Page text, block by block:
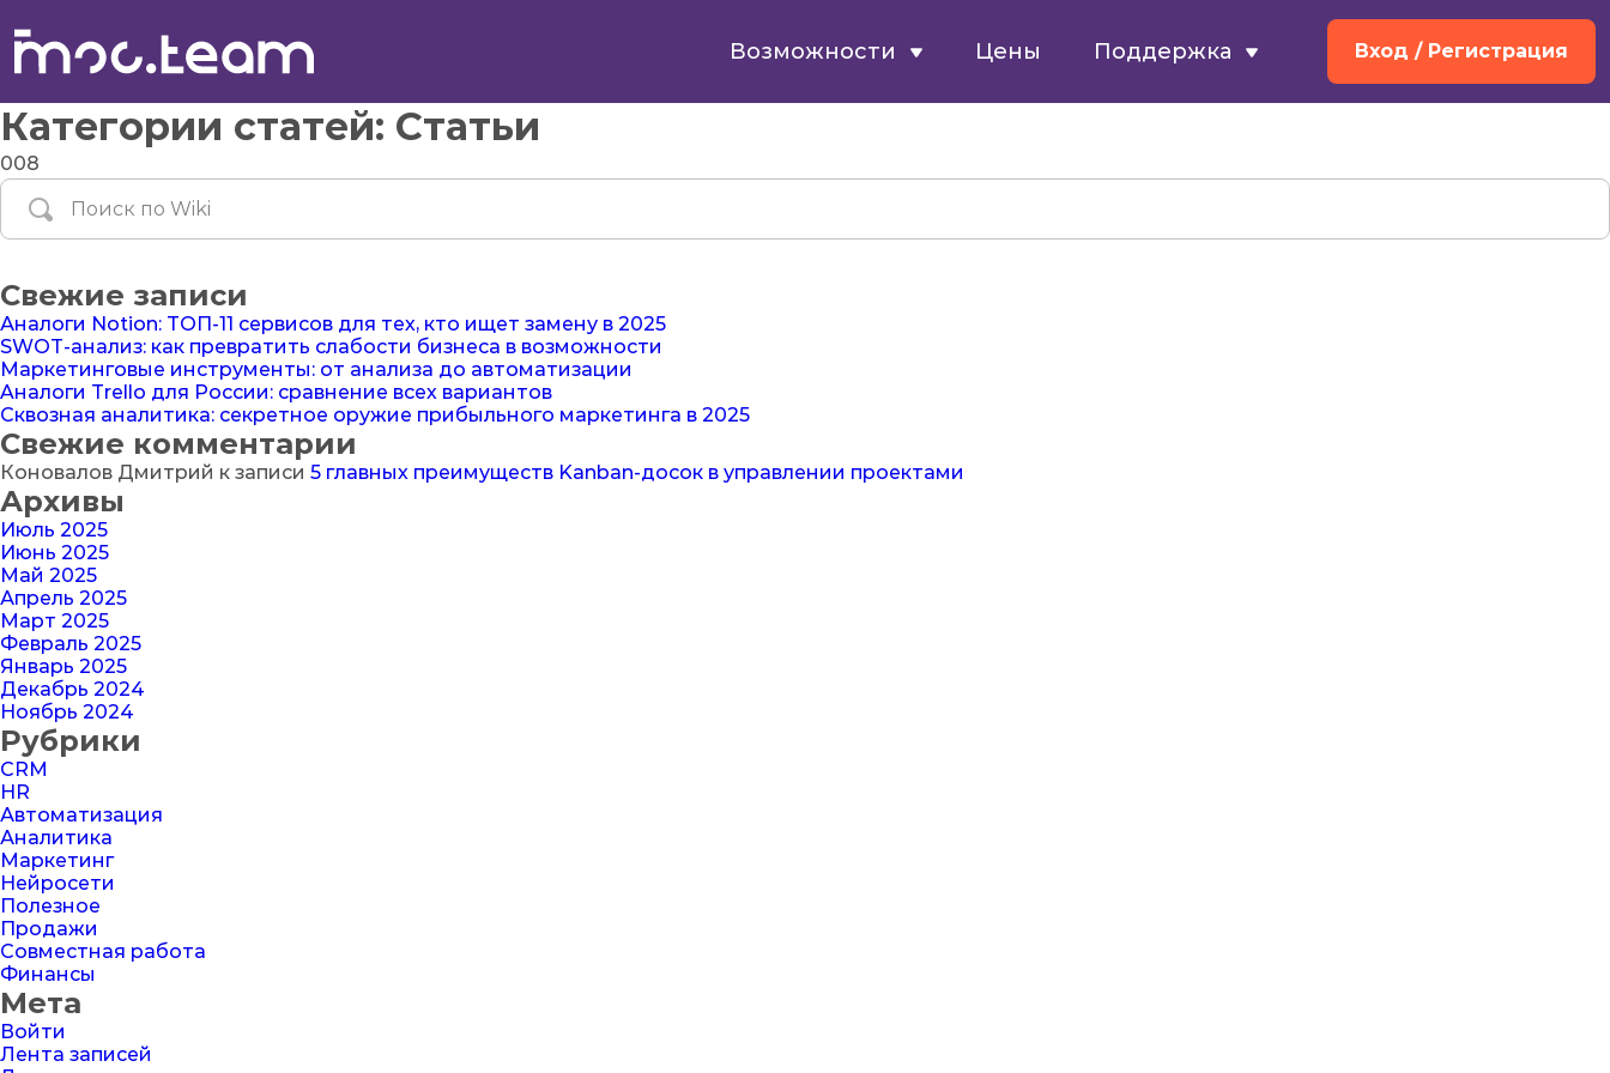
Возможности Цены Поддержка Вход / Регистрация
Категории статей: Статьи
008
Свежие записи
Аналоги Notion: ТОП-11 сервисов для тех, кто ищет замену в 2025
SWOT-анализ: как превратить слабости бизнеса в возможности
Маркетинговые инструменты: от анализа до автоматизации
Aналоги Trello для России: сравнение всех вариантов
Сквозная аналитика: секретное оружие прибыльного маркетинга в 2025
Свежие комментарии
Коновалов Дмитрий к записи 5 главных преимуществ Kanban-досок в управлении проектами
Архивы
Июль 2025
Июнь 2025
Май 2025
Апрель 2025
Март 2025
Февраль 2025
Январь 2025
Декабрь 2024
Ноябрь 2024
Рубрики
CRM
HR
Автоматизация
Аналитика
Маркетинг
Нейросети
Полезное
Продажи
Совместная работа
Финансы
Мета
Войти
Лента записей